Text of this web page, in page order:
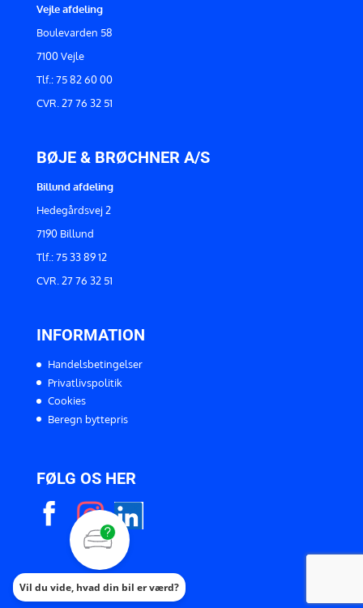
Vejle afdeling
Boulevarden 58
7100 Vejle
Tlf.: 75 82 60 00
CVR. 27 76 32 51
BØJE & BRØCHNER A/S
Billund afdeling
Hedegårdsvej 2
7190 Billund
Tlf.: 75 33 89 12
CVR. 27 76 32 51
INFORMATION
Handelsbetingelser
Privatlivspolitik
Cookies
Beregn byttepris
FØLG OS HER
Vil du vide, hvad din bil er værd?